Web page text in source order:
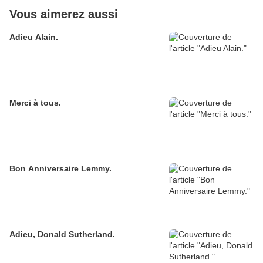
Vous aimerez aussi
Adieu Alain.
Merci à tous.
Bon Anniversaire Lemmy.
Adieu, Donald Sutherland.